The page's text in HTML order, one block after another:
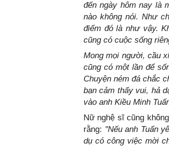
đến ngày hôm nay là
nào không nói. Như
điểm đó là như vậy.
cũng có cuộc sống
Mong mọi người, cầu
cũng có một lần để
Chuyện ném đá chắc
bạn cảm thấy vui, hả
vào anh Kiều Minh
Nữ nghệ sĩ cũng
rằng: "Nếu anh Tuấn
dụ có công việc mời